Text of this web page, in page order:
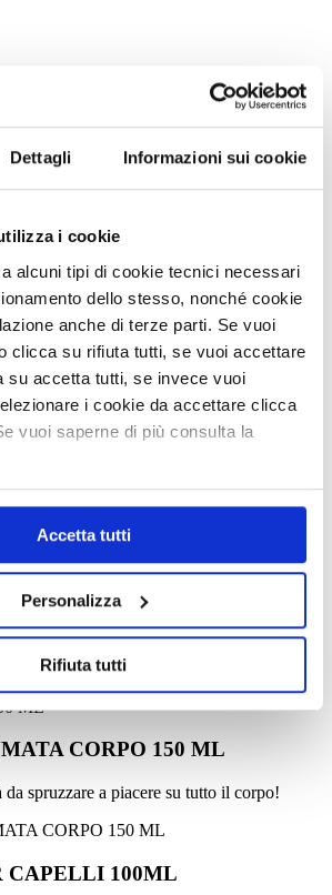
Dettagli Informazioni sui cookie
i cookie
alcuni tipi di cookie tecnici necessari
dello stesso, nonché cookie
anche di terze parti. Se vuoi
clicca su rifiuta tutti, se vuoi accettare
su accetta tutti, se invece vuoi
i cookie da accettare clicca
vuoi saperne di più consulta la
Accetta tutti
Personalizza
Rifiuta tutti
fragranza di pura fantasia. Una sorpresa
alla golosità!
250 ML / 500 ML
unica, nella vasca da bagno o sotto la
ed estremamente cremoso, profuma la
250 ML
E e burro di Karité.
CORPO 150 ML
spruzzare a piacere su tutto il corpo!
CAPELLI 100ML